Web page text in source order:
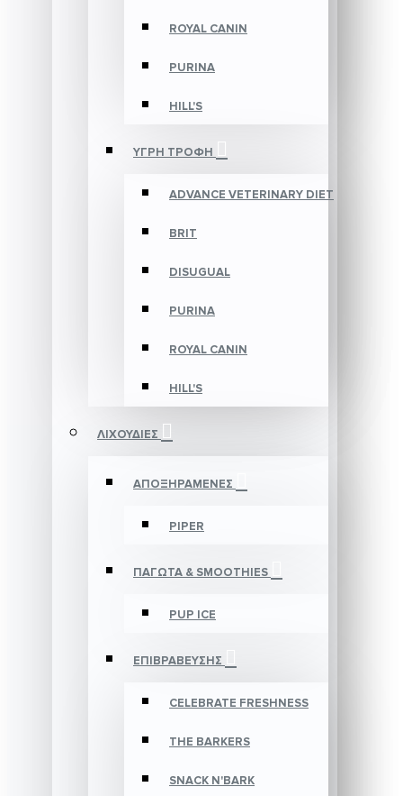
ROYAL CANIN
PURINA
HILL'S
ΥΓΡΗ ΤΡΟΦΗ
ADVANCE VETERINARY DIET
BRIT
DISUGUAL
PURINA
ROYAL CANIN
HILL'S
ΛΙΧΟΥΔΙΕΣ
ΑΠΟΞΗΡΑΜΕΝΕΣ
PIPER
ΠΑΓΩΤΑ & SMOOTHIES
PUP ICE
ΕΠΙΒΡΑΒΕΥΣΗΣ
CELEBRATE FRESHNESS
THE BARKERS
SNACK N'BARK